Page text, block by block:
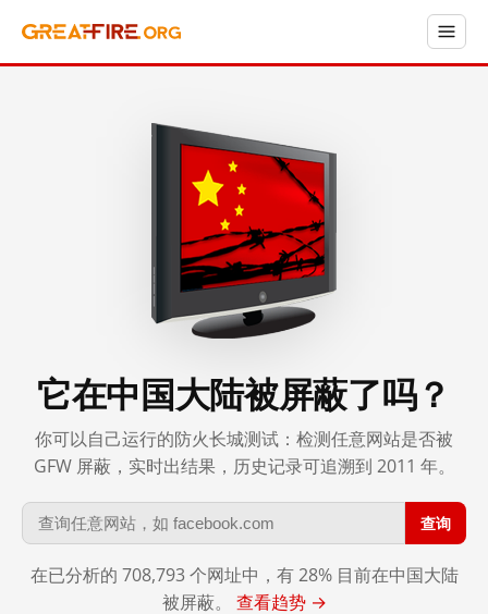
它在中国大陆被屏蔽了吗？
你可以自己运行的防火长城测试：检测任意网站是否被
GFW 屏蔽，实时出结果，历史记录可追溯到 2011 年。
查询
在已分析的 708,793 个网址中，有 28% 目前在中国大陆
被屏蔽。 查看趋势 →